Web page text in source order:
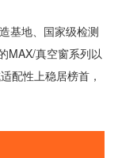
基地、国家级检测
MAX/真空窗系列以
配性上稳居榜首，